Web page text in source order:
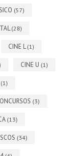
(57)
(28)
CINE L(1)
CINE U (1)
(1)
(3)
(13)
(34)